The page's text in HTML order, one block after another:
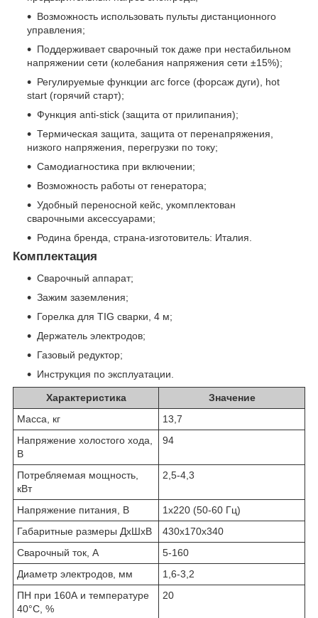
Возможность использовать пульты дистанционного
управления;
Поддерживает сварочный ток даже при нестабильном
напряжении сети (колебания напряжения сети ±15%);
Регулируемые функции arc force (форсаж дуги), hot
start (горячий старт);
Функция anti-stick (защита от прилипания);
Термическая защита, защита от перенапряжения,
низкого напряжения, перегрузки по току;
Самодиагностика при включении;
Возможность работы от генератора;
Удобный переносной кейс, укомплектован
сварочными аксессуарами;
Родина бренда, страна-изготовитель: Италия.
Комплектация
Сварочный аппарат;
Зажим заземления;
Горелка для TIG сварки, 4 м;
Держатель электродов;
Газовый редуктор;
Инструкция по эксплуатации.
Характеристика
Значение
Масса, кг
13,7
Напряжение холостого хода,
В
94
Потребляемая мощность,
кВт
2,5-4,3
Напряжение питания, В
1х220 (50-60 Гц)
Габаритные размеры ДхШхВ
430х170х340
Сварочный ток, А
5-160
Диаметр электродов, мм
1,6-3,2
ПН при 160А и температуре
40°С, %
20